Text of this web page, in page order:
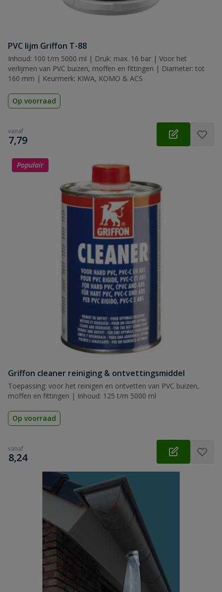
PVC lijm Griffon T-88
Inhoud: 100 t/m 5000 ml | Druk: max. 16 bar | Voor het
verlijmen van PVC buizen, moffen en fittingen | Diameter: tot
160 mm | Keurmerk: KIWA, KOMO & ACS
Op voorraad
vanaf
€
7,79
Populair
Griffon cleaner reiniging & ontvettingsmiddel
Toepassing: voor het reinigen en ontvetten van PVC buizen,
moffen en fittingen | Inhoud: 125 t/m 5000 ml
Op voorraad
vanaf
€
8,24